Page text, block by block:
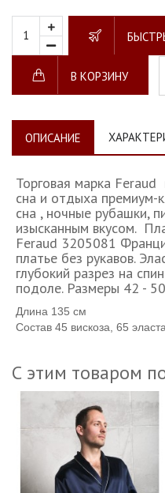
В КОРЗИНУ
ОПИСАНИЕ
Торговая марка
сна и отдыха
сна , ночные рубашки,
изысканным вкусом.
Feraud 3205081
платье без рукавов.
глубокий разрез на
подоле. Размеры 42 - 50
Длина 135 см
Состав 45 вискоза, 65
С этим товаром